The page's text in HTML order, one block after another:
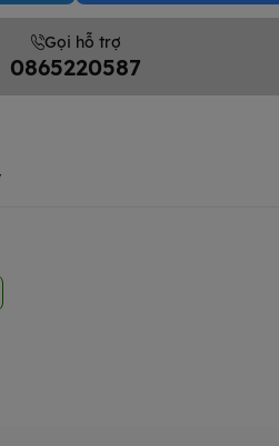
Gọi hỗ trợ
0865220587